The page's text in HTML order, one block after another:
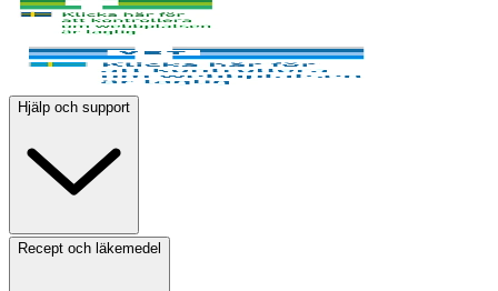
Hjälp och support
Recept och läkemedel